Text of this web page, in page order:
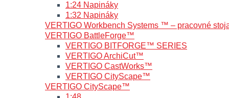
1:24 Napináky
1:32 Napináky
VERTIGO Workbench Systems ™ – pracovné
VERTIGO BattleForge™
VERTIGO BITFORGE™ SERIES
VERTIGO ArchiCut™
VERTIGO CastWorks™
VERTIGO CityScape™
VERTIGO CityScape™